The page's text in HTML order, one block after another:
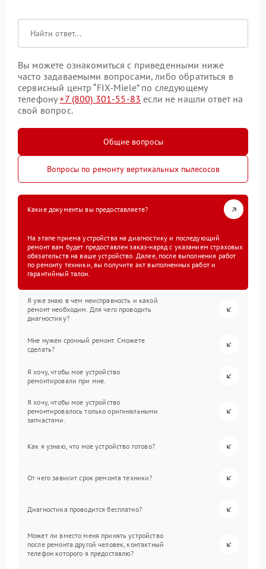
Вы можете ознакомиться с приведенными ниже
часто задаваемыми вопросами, либо обратиться в
сервисный центр “FIX-Miele” по следующему
телефону+7 (800) 301-55-83 если не нашли ответ на
свой вопрос.
Общие вопросы
Вопросы по ремонту вертикальных пылесосов
Какие документы вы предоставляете?
На этапе приема устройства на диагностику и последующий
ремонт вам будет предоставлен заказ-наряд с указанием страховых
обязательств на ваше устройство. Далее, после выполнения работ
по ремонту техники, вы получите акт выполненных работ и
гарантийный талон.
Я уже знаю в чем неисправность и какой
ремонт необходим. Для чего проводить
диагностику?
Мне нужен срочный ремонт. Сможете
сделать?
Я хочу, чтобы мое устройство
ремонтировали при мне.
Я хочу, чтобы мое устройство
ремонтировалось только оригинальными
запчастями.
Как я узнаю, что мое устройство готово?
От чего зависит срок ремонта техники?
Диагностика проводится бесплатно?
Может ли вместо меня принять устройство
после ремонта другой человек, контактный
телефон которого я предоставлю?